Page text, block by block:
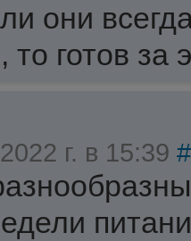
они
то готов за
г. в 15:39 #